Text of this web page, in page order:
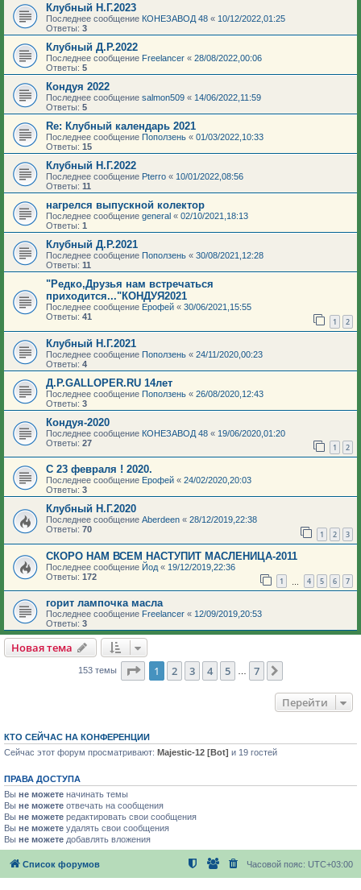
Клубный Н.Г.2023
Последнее сообщение КОНЕЗАВОД 48 « 10/12/2022,01:25
Ответы: 3
Клубный Д.Р.2022
Последнее сообщение Freelancer « 28/08/2022,00:06
Ответы: 5
Кондуя 2022
Последнее сообщение salmon509 « 14/06/2022,11:59
Ответы: 5
Re: Клубный календарь 2021
Последнее сообщение Поползень « 01/03/2022,10:33
Ответы: 15
Клубный Н.Г.2022
Последнее сообщение Pterro « 10/01/2022,08:56
Ответы: 11
нагрелся выпускной колектор
Последнее сообщение general « 02/10/2021,18:13
Ответы: 1
Клубный Д.Р.2021
Последнее сообщение Поползень « 30/08/2021,12:28
Ответы: 11
"Редко,Друзья нам встречаться
приходится..."КОНДУЯ2021
Последнее сообщение Ерофей « 30/06/2021,15:55
Ответы: 41 1 2
Клубный Н.Г.2021
Последнее сообщение Поползень « 24/11/2020,00:23
Ответы: 4
Д.Р.GALLOPER.RU 14лет
Последнее сообщение Поползень « 26/08/2020,12:43
Ответы: 3
Кондуя-2020
Последнее сообщение КОНЕЗАВОД 48 « 19/06/2020,01:20
Ответы: 27 1 2
С 23 февраля ! 2020.
Последнее сообщение Ерофей « 24/02/2020,20:03
Ответы: 3
Клубный Н.Г.2020
Последнее сообщение Aberdeen « 28/12/2019,22:38
Ответы: 70 1 2 3
СКОРО НАМ ВСЕМ НАСТУПИТ МАСЛЕНИЦА-2011
Последнее сообщение Йод « 19/12/2019,22:36
Ответы: 172 1 4 5 6 7
горит лампочка масла
Последнее сообщение Freelancer « 12/09/2019,20:53
Ответы: 3
Новая тема
153 темы Страница из
1 2 3 4 5 … 7
Перейти
КТО СЕЙЧАС НА КОНФЕРЕНЦИИ
Сейчас этот форум просматривают: Majestic-12 [Bot] и 19 гостей
ПРАВА ДОСТУПА
Вы не можете начинать темы
Вы не можете отвечать на сообщения
Вы не можете редактировать свои сообщения
Вы не можете удалять свои сообщения
Вы не можете добавлять вложения
Список форумов Часовой пояс: UTC+03:00